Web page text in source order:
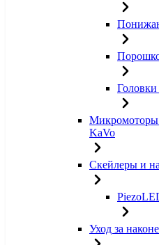
Микромоторы
KaVo
Скейлеры и
Уход за